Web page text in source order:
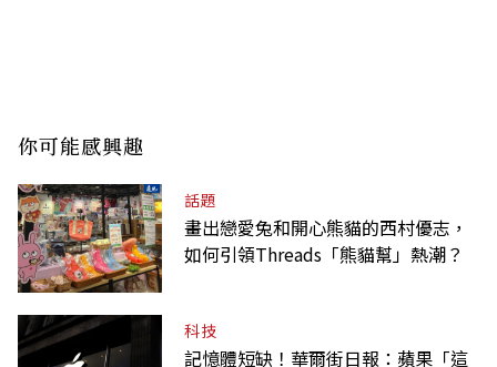
你可能感興趣
話題
畫出戀愛兔和開心熊貓的西村優志，
如何引領Threads「熊貓幫」熱潮？
科技
記憶體短缺！華爾街日報：蘋果「這